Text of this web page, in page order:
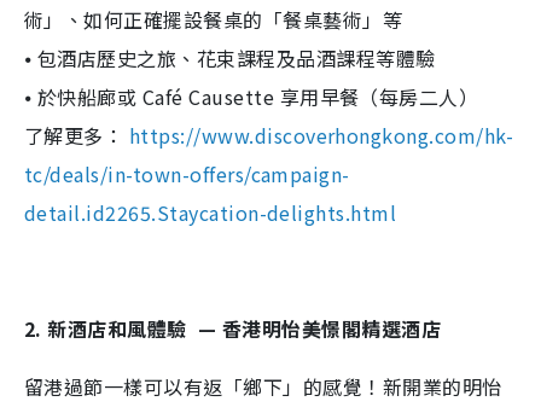
術」、如何正確擺設餐桌的「餐桌藝術」等
⦁ 包酒店歷史之旅、花束課程及品酒課程等體驗
⦁ 於快船廊或 Café Causette 享用早餐（每房二人）
了解更多： https://www.discoverhongkong.com/hk-
tc/deals/in-town-offers/campaign-
detail.id2265.Staycation-delights.html
2. 新酒店和風體驗 — 香港明怡美憬閣精選酒店
留港過節一樣可以有返「鄉下」的感覺！新開業的明怡